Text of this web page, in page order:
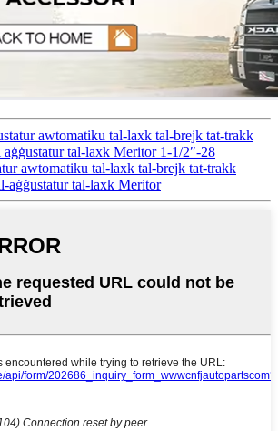
awtomatiku tal-laxk tal-brejk tat-trakk
aġġustatur tal-laxk Meritor 1-1/2″-28
awtomatiku tal-laxk tal-brejk tat-trakk
aġġustatur tal-laxk Meritor